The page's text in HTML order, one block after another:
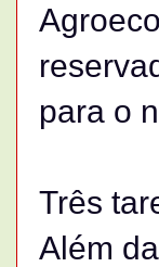
para o
Três
Além